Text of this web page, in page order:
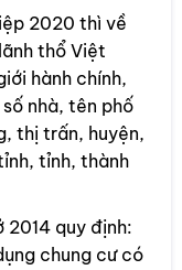
2020 thì về
thổ Việt
hành chính,
nhà, tên phố
thị trấn, huyện,
tỉnh, thành
quy định:
chung cư có